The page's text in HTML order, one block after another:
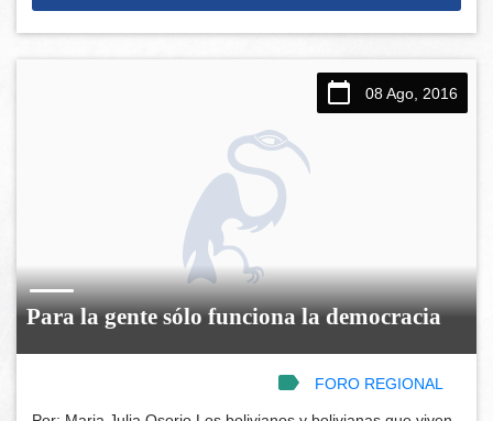
08 Ago, 2016
Para la gente sólo funciona la democracia
FORO REGIONAL